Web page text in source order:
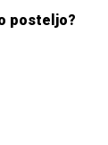
posteljo?